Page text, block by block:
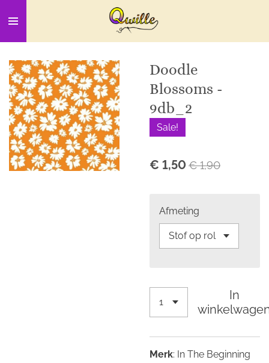
direct
naar
de
hoofdinhoud
Doodle
Blossoms -
9db_2
Sale!
€ 1,50€ 1,90
Afmeting
In
Merk: In The Beginning